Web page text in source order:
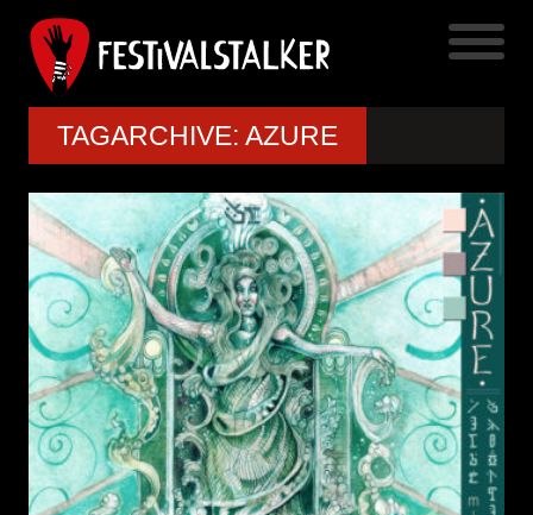
TAGARCHIVE: AZURE